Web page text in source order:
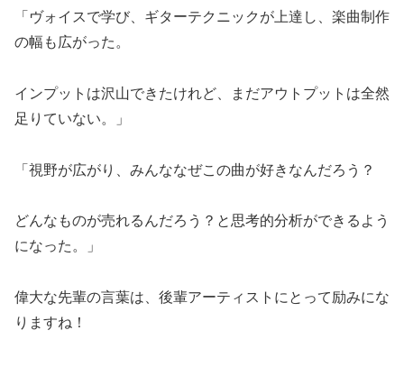
「ヴォイスで学び、ギターテクニックが上達し、楽曲制作
の幅も広がった。
インプットは沢山できたけれど、まだアウトプットは全然
足りていない。」
「視野が広がり、みんななぜこの曲が好きなんだろう？
どんなものが売れるんだろう？と思考的分析ができるよう
になった。」
偉大な先輩の言葉は、後輩アーティストにとって励みにな
りますね！